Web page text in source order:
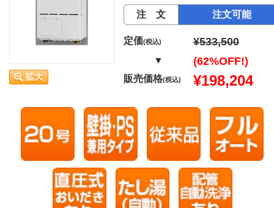
注 文 注文可能
定価(税込) ¥533,500
▼ (62%OFF!)
販売価格(税込) ¥198,204